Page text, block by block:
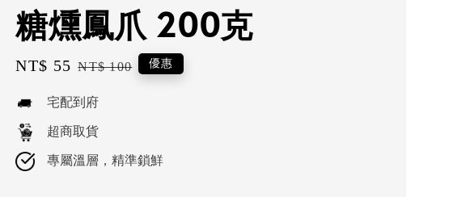
糖燻鳳爪 200克
Sale
NT$ 55 Regular
NT$ 100 優惠
宅配到府
超商取貨
專屬溫層，精準鎖鮮